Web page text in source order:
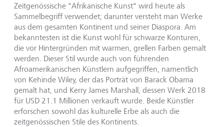
Zeitgenössische "Afrikanische Kunst" wird heute als
Sammelbegriff verwendet; darunter versteht man Werke
aus dem gesamten Kontinent und seiner Diaspora. Am
bekanntesten ist die Kunst wohl für schwarze Konturen,
die vor Hintergründen mit warmen, grellen Farben gemalt
werden. Dieser Stil wurde auch von führenden
Afroamerikanischen Künstlern aufgegriffen, namentlich
von Kehinde Wiley, der das Porträt von Barack Obama
gemalt hat, und Kerry James Marshall, dessen Werk 2018
für USD 21.1 Millionen verkauft wurde. Beide Künstler
erforschen sowohl das kulturelle Erbe als auch die
zeitgenössischen Stile des Kontinents.